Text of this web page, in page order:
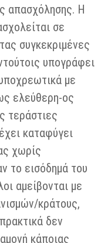
απασχόλησης. Η
σε
συγκεκριμένες
υπογράφει
με
ελεύθερη-ος
τεράστιες
καταφύγει
χωρίς
το εισόδημά του
αμείβονται με
κράτους,
δεν
κάποιας